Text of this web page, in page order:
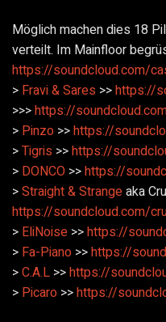
Möglich machen dies 18
verteilt. Im Mainfloor
https://soundcloud.com/
> Fravi & Sares >>https://
>>>https://
> Pinzo >>https://
>Tigris >>https://
> DONCO >>https://
>Straight & Strangeaka
https://soundcloud.com/
> EliNoise >>https://
> Fa-Piano >>https://
>C.A.L >>https://
> Picaro >>https://